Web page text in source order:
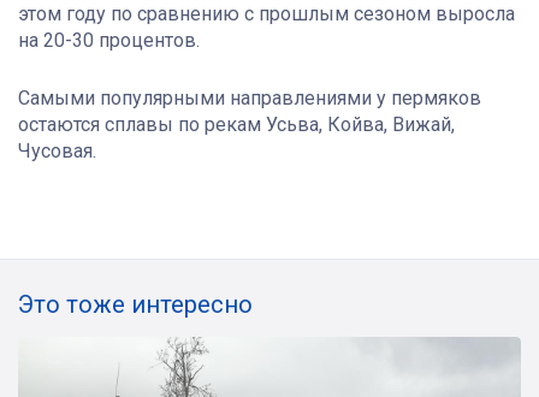
этом году по сравнению с прошлым сезоном выросла
на 20-30 процентов.
Самыми популярными направлениями у пермяков
остаются сплавы по рекам Усьва, Койва, Вижай,
Чусовая.
Это тоже интересно